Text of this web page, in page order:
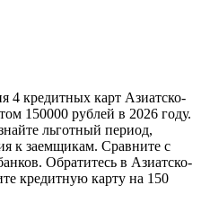
4 кредитных карт Азиатско-
150000 рублей в 2026 году.
льготный период,
к заемщикам. Сравните с
Обратитесь в Азиатско-
кредитную карту на 150